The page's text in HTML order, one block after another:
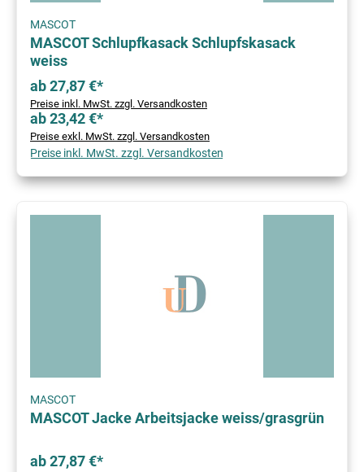
MASCOT
MASCOT Schlupfkasack Schlupfskasack
weiss
ab 27,87 €*
Preise inkl. MwSt. zzgl. Versandkosten
ab 23,42 €*
Preise exkl. MwSt. zzgl. Versandkosten
Preise inkl. MwSt. zzgl. Versandkosten
MASCOT
MASCOT Jacke Arbeitsjacke weiss/grasgrün
ab 27,87 €*